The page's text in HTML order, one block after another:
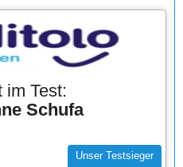
im Test:
Schufa
Unser Testsieger